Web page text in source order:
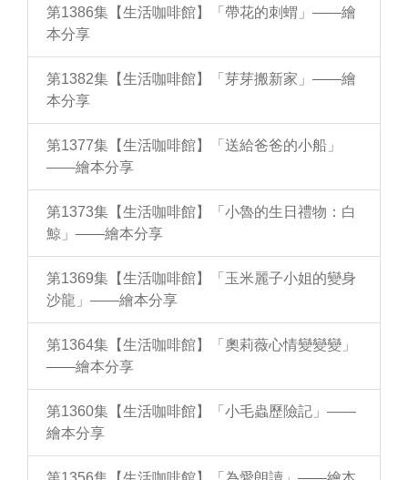
第1386集【生活咖啡館】「帶花的刺蝟」——繪
本分享
第1382集【生活咖啡館】「芽芽搬新家」——繪
本分享
第1377集【生活咖啡館】「送給爸爸的小船」
——繪本分享
第1373集【生活咖啡館】「小魯的生日禮物：白
鯨」——繪本分享
第1369集【生活咖啡館】「玉米麗子小姐的變身
沙龍」——繪本分享
第1364集【生活咖啡館】「奧莉薇心情變變變」
——繪本分享
第1360集【生活咖啡館】「小毛蟲歷險記」——
繪本分享